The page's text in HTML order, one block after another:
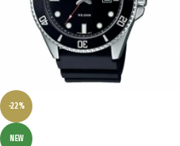
-22%
NEW